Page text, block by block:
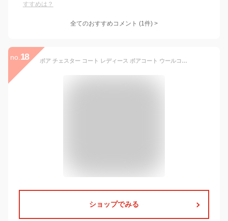
すすめは？
全てのおすすめコメント (1件) >
no. 18 ボア チェスター コート レディース ボアコート ウールコート チェスターコート アウター 羽織り オーバーサイズ 体型カバー ゆったり 楽ちん ボリューム袖 ポケット ウール 起毛 きれいめ オフィス カジュアル 秋服 冬服 あったか 暖か 防寒 M L 秋冬 春 秋 冬
ショップでみる